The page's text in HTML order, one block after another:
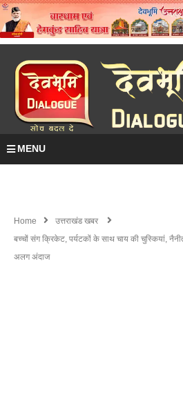
MENU
Home
उत्तराखंड खबर
बच्चों संग क्रिकेट, पर्यटकों के साथ चाय की चुस्कियां,
अलग अंदाज